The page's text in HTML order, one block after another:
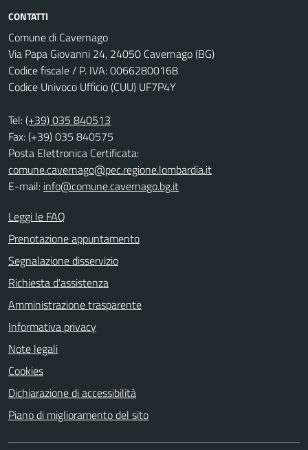
CONTATTI
Comune di Cavernago
Via Papa Giovanni 24, 24050 Cavernago (BG)
Codice fiscale / P. IVA: 00662800168
Codice Univoco Ufficio (CUU) UF7P4Y
Tel:(+39) 035 840513
Fax: (+39) 035 840575
Posta Elettronica Certificata:
comune.cavernago@pec.regione.lombardia.it
E-mail: info@comune.cavernago.bg.it
Leggi le FAQ
Prenotazione appuntamento
Segnalazione disservizio
Richiesta d'assistenza
Amministrazione trasparente
Informativa privacy
Note legali
Cookies
Dichiarazione di accessibilità
Piano di miglioramento del sito